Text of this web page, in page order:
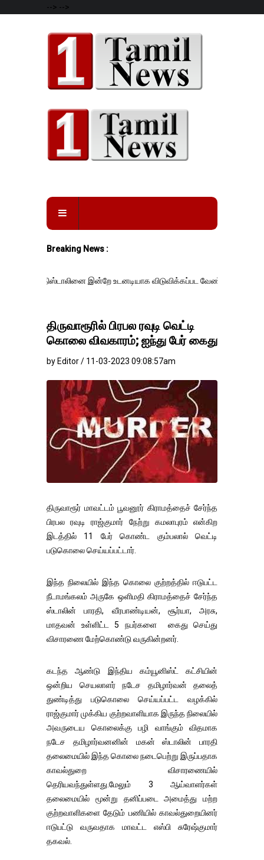
--> -->
Breaking News :
இன்றே உடனடியாக விடுவிக்கப்பட வேண். எதிர்க்கட்சித்
திருவாரூரில் பிரபல ரவுடி வெட்டி
கொலை விவகாரம்; ஐந்து பேர் கைது
by Editor / 11-03-2023 09:08:57am
திருவாரூர் மாவட்டம் பூவனூர் கிராமத்தைச் சேர்ந்த
பிரபல ரவுடி ராஜ்குமார் நேற்று கமலாபுரம் என்கிற
இடத்தில் 11 பேர் கொண்ட கும்பலால் வெட்டி
படுகொலை செய்யப்பட்டார்.
இந்த நிலையில் இந்த கொலை குற்றத்தில் ஈடுபட்ட
நீடாமங்கலம் அருகே ஒளிமதி கிராமத்தைச் சேர்ந்த
ஸ்டாலின் பாரதி, வீரபாண்டியன், சூர்யா, அரசு,
மாதவன் உள்ளிட்ட 5 நபர்களை கைது செய்து
விசாரணை மேற்கொண்டு வருகின்றனர்.
கடந்த ஆண்டு இந்திய கம்யூனிஸ்ட் கட்சியின்
ஒன்றிய செயலாளர் நடேச தமிழார்வன் தலைத்
துண்டித்து படுகொலை செய்யப்பட்ட வழக்கில்
ராஜ்குமார் முக்கிய குற்றவாளியாக இருந்த நிலையில்
அவருடைய கொலைக்கு பழி வாங்கும் விதமாக
நடேச தமிழார்வனனின் மகன் ஸ்டாலின் பாரதி
தலைமையில் இந்த கொலை நடைபெற்று இருப்பதாக
காவல்துறை விசாரணையில்
தெரியவந்துள்ளது.மேலும் 3 ஆய்வாளர்கள்
தலைமையில் மூன்று தனிப்படை அமைத்து மற்ற
குற்றவாளிகளை தேடும் பணியில் காவல்துறையினர்
ஈடுபட்டு வருவதாக மாவட்ட எஸ்பி சுரேஷ்குமார்
தகவல்.